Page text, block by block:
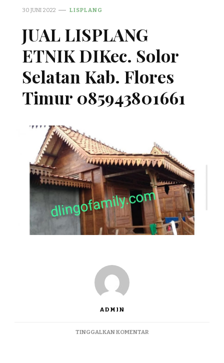
30 JUNI 2022 LISPLANG
JUAL LISPLANG
ETNIK DIKec. Solor
Selatan Kab. Flores
Timur 085943801661
ADMIN
TINGGALKAN KOMENTARPADA